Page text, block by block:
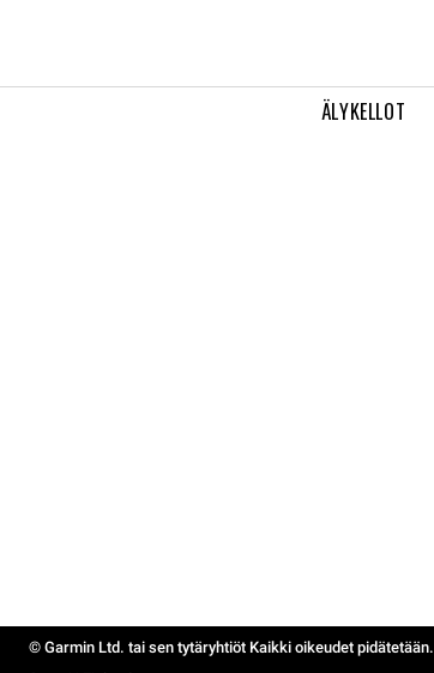
ÄLYKELLOT
© Garmin Ltd. tai sen tytäryhtiöt Kaikki oikeudet pidätetään.